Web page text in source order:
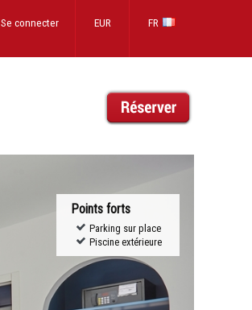
FR
EUR
Se connecter
Points forts
Parking sur place
Piscine extérieure